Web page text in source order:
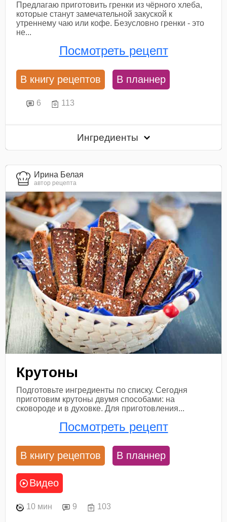
Предлагаю приготовить гренки из чёрного хлеба,
которые станут замечательной закуской к
утреннему чаю или кофе. Безусловно гренки - это
не...
Посмотреть рецепт
В книгу рецептов В планнер
6 113
Ингредиенты
Ирина Белая
автор рецепта
Крутоны
Подготовьте ингредиенты по списку. Сегодня
приготовим крутоны двумя способами: на
сковороде и в духовке. Для приготовления...
Посмотреть рецепт
В книгу рецептов В планнер
Видео
10 мин 9 103